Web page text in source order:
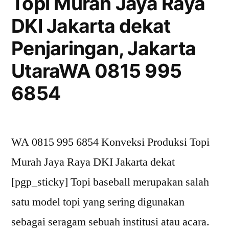
dekat
Kepulauan
Selatan,
Kepulauan
6854
DKI Jakarta dekat
Penjaringan, Jakarta
UtaraWA 0815 995
6854
WA 0815 995 6854 Konveksi Produksi Topi
Murah Jaya Raya DKI Jakarta dekat
[pgp_sticky] Topi baseball merupakan salah
satu model topi yang sering digunakan
sebagai seragam sebuah institusi atau acara.